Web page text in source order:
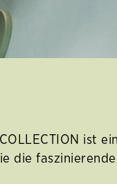
COLLECTION ist
die faszinierende